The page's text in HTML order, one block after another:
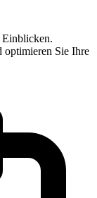
Einblicken.
optimieren Sie Ihre